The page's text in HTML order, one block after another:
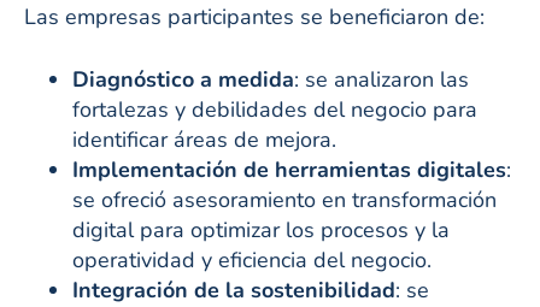
Las empresas participantes se beneficiaron de:
Diagnóstico a medida: se analizaron las
fortalezas y debilidades del negocio para
identificar áreas de mejora.
Implementación de herramientas digitales:
se ofreció asesoramiento en transformación
digital para optimizar los procesos y la
operatividad y eficiencia del negocio.
Integración de la sostenibilidad: se